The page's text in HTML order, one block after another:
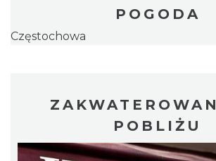
POGODA
Częstochowa
POBLIŻU